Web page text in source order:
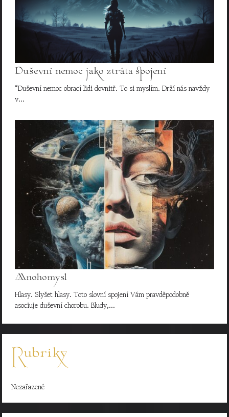
Duševní nemoc jako ztráta spojení
“Duševní nemoc obrací lidi dovnitř. To si myslím. Drží nás navždy
v…
Mnohomysl
Hlasy. Slyšet hlasy. Toto slovní spojení Vám pravděpodobně
asociuje duševní chorobu. Bludy,…
Rubriky
Nezařazené